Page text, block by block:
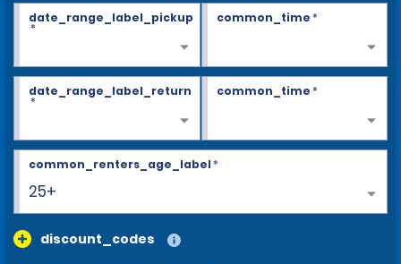
date_range_label_pickup
*
common_time*
date_range_label_return
*
common_time*
25+
common_renters_age_label*
discount_codes